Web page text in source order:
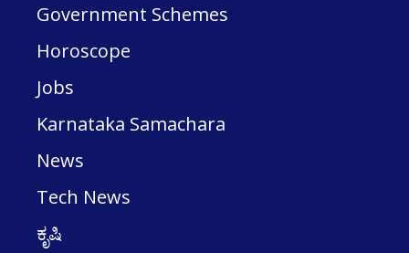
Government Schemes
Horoscope
Jobs
Karnataka Samachara
News
Tech News
ಕೃಷಿ